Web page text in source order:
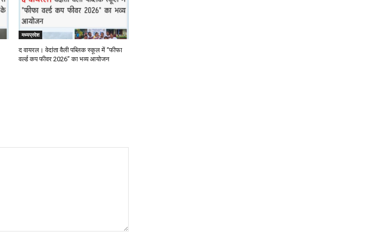
मध्यप्रदेश
द वायरल। वेदांता वैली पब्लिक स्कूल में “फीफा
वर्ल्ड कप फीवर 2026” का भव्य आयोजन